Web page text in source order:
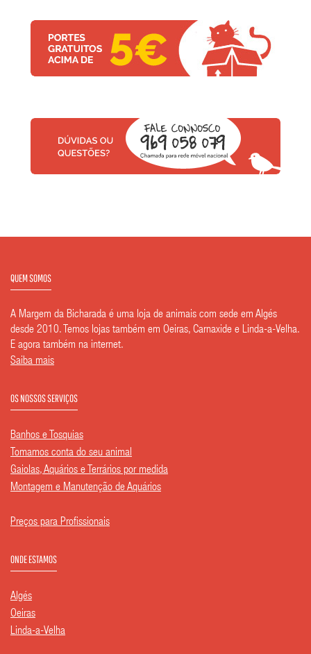
QUEM SOMOS
A Margem da Bicharada é uma loja de animais com sede em Algés
desde 2010. Temos lojas também em Oeiras, Carnaxide e Linda-a-Velha.
E agora também na internet.
Saiba mais
OS NOSSOS SERVIÇOS
Banhos e Tosquias
Tomamos conta do seu animal
Gaiolas, Aquários e Terrários por medida
Montagem e Manutenção de Aquários
Preços para Profissionais
ONDE ESTAMOS
Algés
Oeiras
Linda-a-Velha